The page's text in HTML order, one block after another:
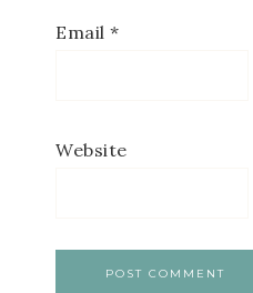
Email *
Website